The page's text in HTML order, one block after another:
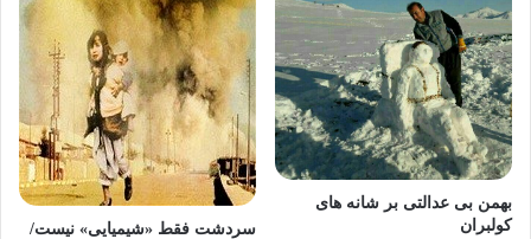
منبع: سایت رسمی جماعت دعوت و اصلاح ایران
سردشت سریعترین هنرمند آسیا
شورش نصیری
کپی آدرس
بهمن بی عدالتی بر شانه های
کولبران
سردشت فقط‌ «شیمیایی»‌ نیست/